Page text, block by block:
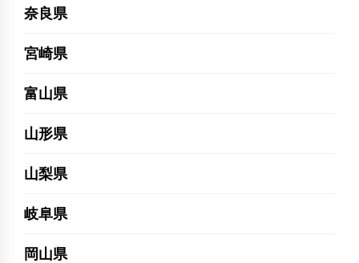
奈良県
宮崎県
富山県
山形県
山梨県
岐阜県
岡山県